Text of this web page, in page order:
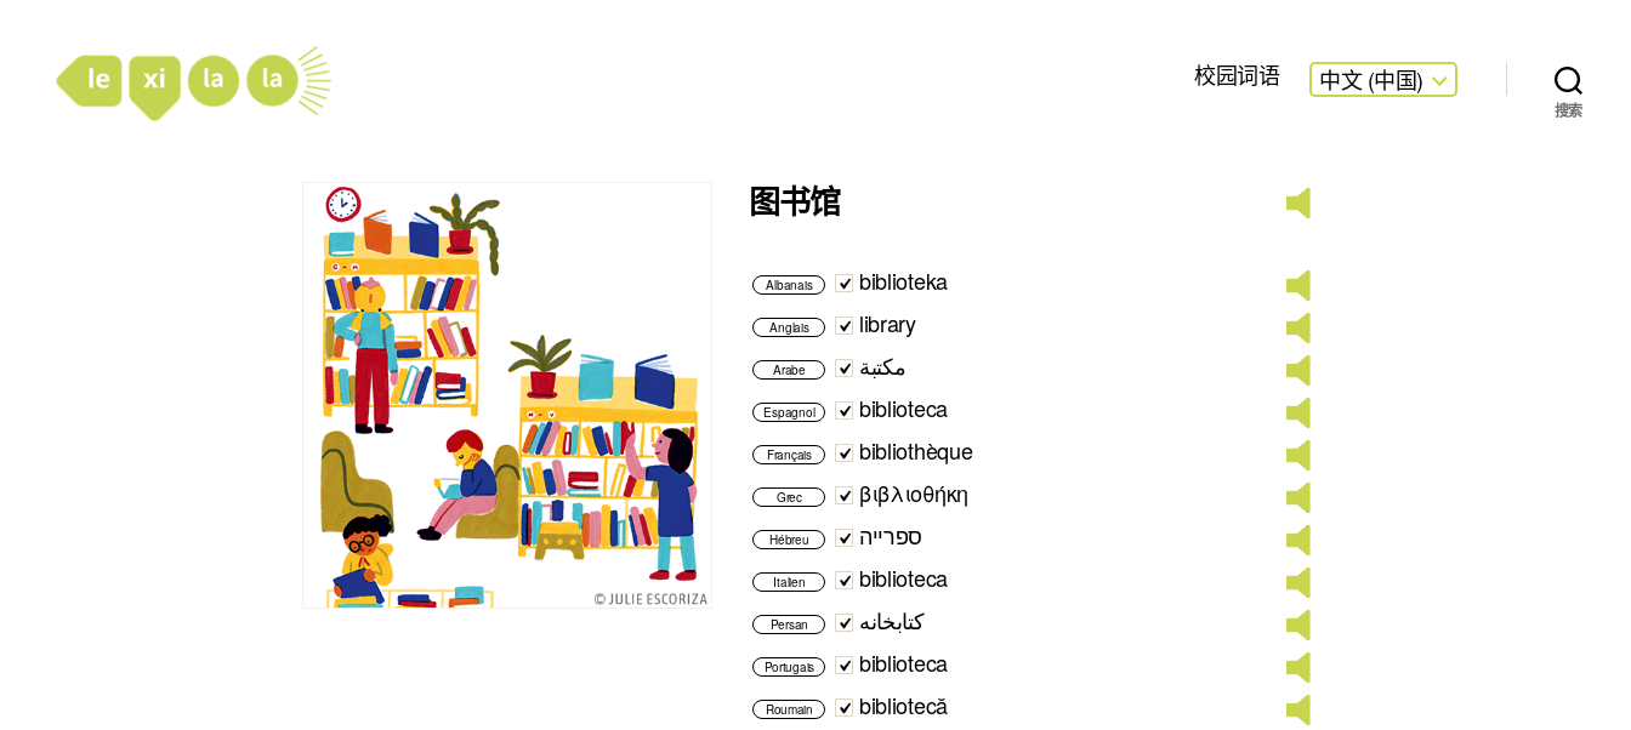
校园词语 中文 (中国)
搜索
图书馆
Albanais biblioteka
Anglais library
Arabe مكتبة
Espagnol biblioteca
Français bibliothèque
Grec βιβλιοθήκη
Hébreu ספרייה
Italien biblioteca
Persan کتابخانه
Portugais biblioteca
Roumain bibliotecă